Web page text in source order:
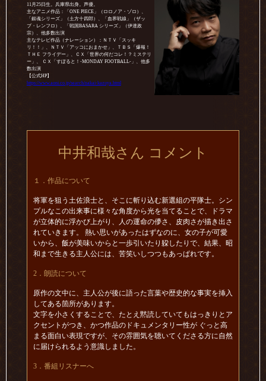
11月25日生。兵庫県出身。声優。
主なアニメ作品：「ONE PIECE」（ロロノア・ゾロ）、
「銀魂シリーズ」（土方十四郎）、「血界戦線」（ザッ
プ・レンフロ）、「戦国BASARA シリーズ」（伊達政
宗）、他多数出演
主なテレビ作品（ナレーション）：ＮＴＶ「スッキ
リ！！」、ＮＴＶ「アッコにおまかせ」、ＴＢＳ「爆報！
ＴＨＥ フライデー」、ＣＸ「世界の何だコレ！？ミステリ
ー」、 ＣＸ「すぽると！-MONDAY FOOTBALL-」、他多
数出演
【公式HP】
https://www.aoni.co.jp/search/nakai-kazuya.html
中井和哉さん コメント
１．作品について
将軍を狙う土佐浪士と、そこに斬り込む新選組の平隊士。シン
プルなこの出来事に様々な角度から光を当てることで、ドラマ
が立体的に浮かび上がり、人の運命の儚さ、皮肉さが描き出さ
れていきます。 熱い思いがあったはずなのに、女の子が可愛
いから、飯が美味いからと一歩引いたり躱したりで、結果、昭
和まで生きる主人公には、苦笑いしつつもあっぱれです。
2．朗読について
原作の文中に、主人公が後に語った言葉や歴史的な事実を挿入
してある箇所があります。
文字を小さくすることで、たとえ黙読していてもはっきりとア
クセントがつき、かつ作品のドキュメンタリー性が ぐっと高
まる面白い表現ですが、その雰囲気を聴いてくださる方に自然
に届けられるよう意識しました。
3．番組リスナーへ